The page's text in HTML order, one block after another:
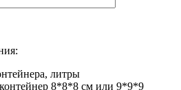
литры
8*8*8 см или 9*9*9